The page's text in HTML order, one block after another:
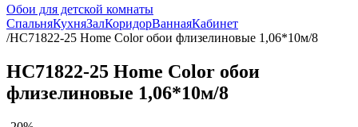
Обои для детской комнаты
СпальняКухняЗалКоридорВаннаяКабинет
/HC71822-25 Home Color обои флизелиновые 1,06*10м/8
HC71822-25 Home Color обои
флизелиновые 1,06*10м/8